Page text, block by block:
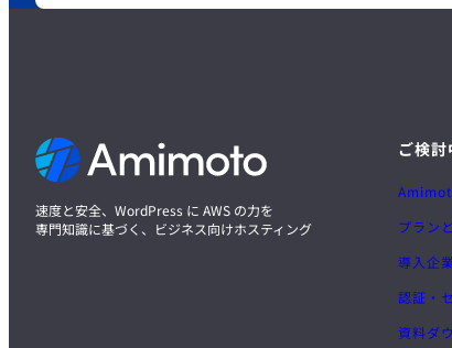
速度と安全、WordPress に AWS の力を
専門知識に基づく、ビジネス向けホスティング
ご検
プラン
導入企
認証・
資料ダ